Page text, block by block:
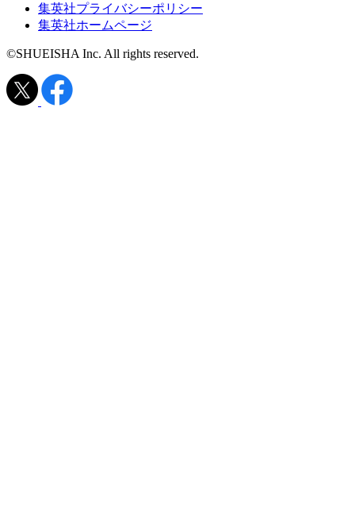
集英社プライバシーポリシー
集英社ホームページ
©SHUEISHA Inc. All rights reserved.